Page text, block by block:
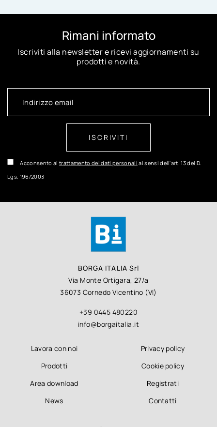
Rimani informato
Iscriviti alla newsletter e ricevi aggiornamenti su
prodotti e novità.
ISCRIVITI
Acconsento al trattamento dei dati personali ai sensi dell'art. 13 del D.
Lgs. 196/2003
BORGA ITALIA Srl
Via Monte Ortigara, 27/a
36073 Cornedo Vicentino (VI)
+39 0445 480220
info@borgaitalia.it
Lavora con noi
Prodotti
Area download
News
Privacy policy
Cookie policy
Registrati
Contatti